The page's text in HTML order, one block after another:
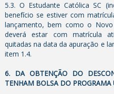
5.3. O Estudante Católica SC
benefício se estiver com
lançamento, bem como o
deverá estar com matrícula
quitadas na data da apuração e
item 1.4.
6. DA OBTENÇÃO DO
TENHAM BOLSA DO PROGRAMA